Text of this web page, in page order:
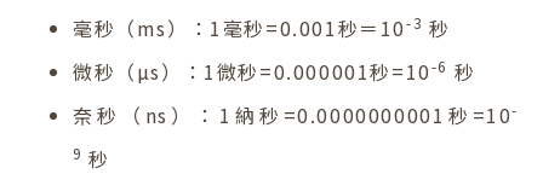
毫秒（ms）：1毫秒=0.001秒＝10-3 秒
微秒（µs）：1微秒=0.000001秒=10-6 秒
奈秒（ns）：1納秒=0.0000000001秒=10-
9秒